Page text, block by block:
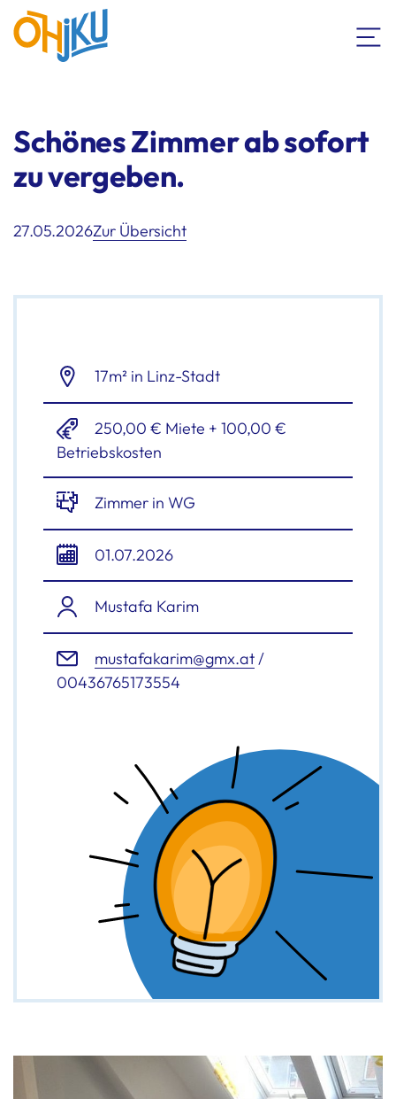
Schönes Zimmer ab sofort
zu vergeben.
27.05.2026Zur Übersicht
17m² in Linz-Stadt
250,00 € Miete + 100,00 €
Betriebskosten
Zimmer in WG
01.07.2026
Mustafa Karim
mustafakarim@gmx.at/
00436765173554